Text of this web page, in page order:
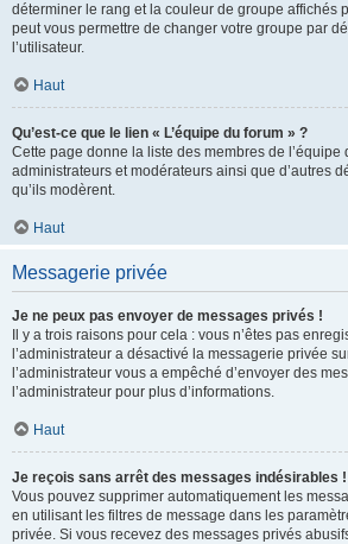
déterminer le rang et la couleur de groupe affichés
peut vous permettre de changer votre groupe par
l’utilisateur.
Haut
Qu’est-ce que le lien « L’équipe du forum » ?
Cette page donne la liste des membres de l’équipe
administrateurs et modérateurs ainsi que d’autres
qu’ils modèrent.
Haut
Messagerie privée
Je ne peux pas envoyer de messages privés !
Il y a trois raisons pour cela : vous n’êtes pas
l’administrateur a désactivé la messagerie privée
l’administrateur vous a empêché d’envoyer des
l’administrateur pour plus d’informations.
Haut
Je reçois sans arrêt des messages indésirables !
Vous pouvez supprimer automatiquement les
en utilisant les filtres de message dans les
privée. Si vous recevez des messages privés